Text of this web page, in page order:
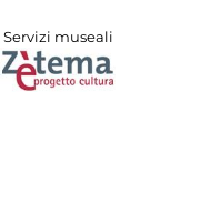
Servizi museali